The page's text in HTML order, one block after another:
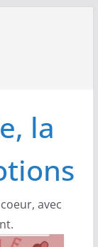
les guérir
la
avec